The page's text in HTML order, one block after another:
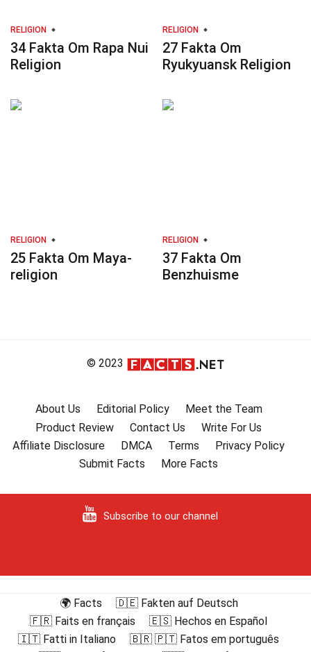
RELIGION
34 Fakta Om Rapa Nui
Religion
RELIGION
27 Fakta Om
Ryukyuansk Religion
RELIGION
25 Fakta Om Maya-
religion
RELIGION
37 Fakta Om
Benzhuisme
© 2023
About Us Editorial Policy
Meet the Team
Product Review
Contact Us
Write For Us
Affiliate Disclosure
DMCA Terms
Privacy Policy
Submit Facts
More Facts
Subscribe to our channel
🌍 Facts
🇩🇪 Fakten auf Deutsch
🇫🇷 Faits en français
🇪🇸 Hechos en Español
🇮🇹 Fatti in Italiano
🇧🇷 🇵🇹 Fatos em português